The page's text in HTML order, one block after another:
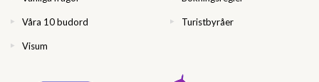
Våra 10 budord Turistbyråer
Visum